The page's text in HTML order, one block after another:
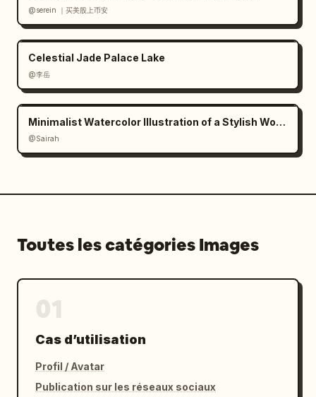
@serein ｜买美股上币安
Celestial Jade Palace Lake
@李岳
Minimalist Watercolor Illustration of a Stylish Woman
@Sairah
Toutes les catégories Images
Cas d’utilisation
Profil / Avatar
Publication sur les réseaux sociaux